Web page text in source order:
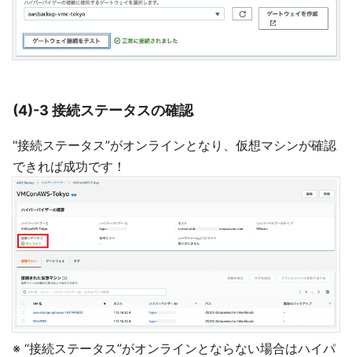
(4)-3 接続ステータスの確認
"接続ステータス”がオンラインとなり、仮想マシンが確認
できれば成功です！
※ “接続ステータス”がオンラインとならない場合はハイパ